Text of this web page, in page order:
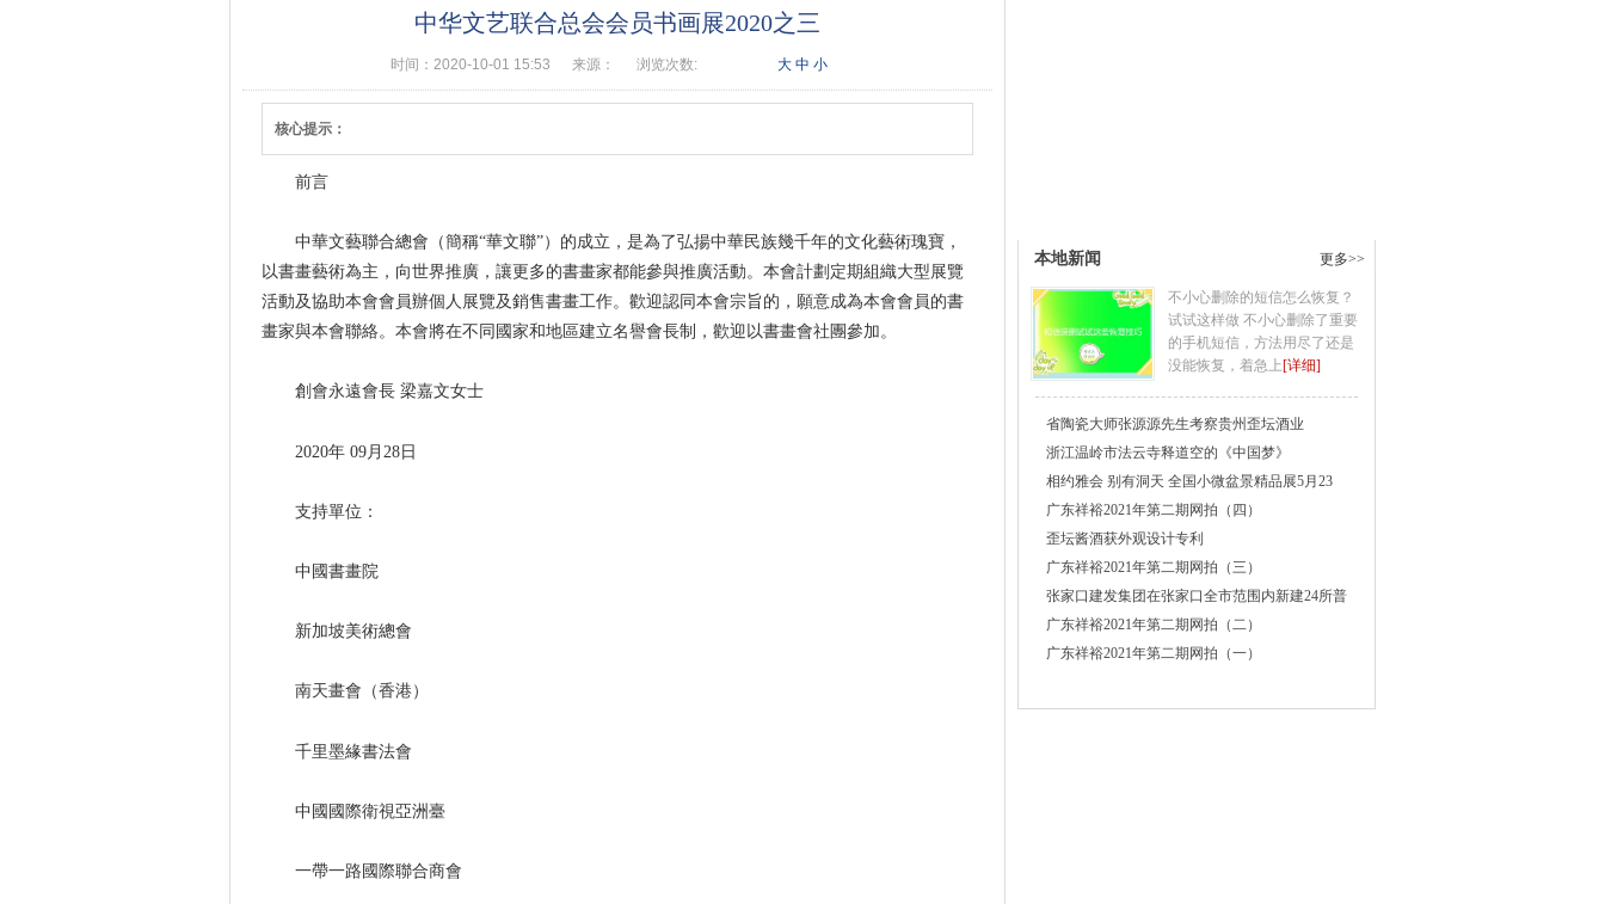
中华文艺联合总会会员书画展2020之三
时间：2020-10-01 15:53 来源： 浏览次数: 大 中 小
核心提示：
前言
中華文藝聯合總會（簡稱“華文聯”）的成立，是為了弘揚中華民族幾千年的文化藝術瑰寶，
以書畫藝術為主，向世界推廣，讓更多的書畫家都能參與推廣活動。本會計劃定期組織大型展覽
活動及協助本會會員辦個人展覽及銷售書畫工作。歡迎認同本會宗旨的，願意成為本會會員的書
畫家與本會聯絡。本會將在不同國家和地區建立名譽會長制，歡迎以書畫會社團參加。
創會永遠會長 梁嘉文女士
2020年 09月28日
支持單位：
中國書畫院
新加坡美術總會
南天畫會（香港）
千里墨緣書法會
中國國際衛視亞洲臺
一帶一路國際聯合商會
本地新闻 更多>>
不小心删除的短信怎么恢复？
试试这样做 不小心删除了重要
的手机短信，方法用尽了还是
没能恢复，着急上[详细]
省陶瓷大师张源源先生考察贵州歪坛酒业
浙江温岭市法云寺释道空的《中国梦》
相约雅会 别有洞天 全国小微盆景精品展5月23
广东祥裕2021年第二期网拍（四）
歪坛酱酒获外观设计专利
广东祥裕2021年第二期网拍（三）
张家口建发集团在张家口全市范围内新建24所普
广东祥裕2021年第二期网拍（二）
广东祥裕2021年第二期网拍（一）